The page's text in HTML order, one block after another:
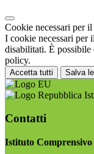
Cookie necessari per
I cookie necessari per
disabilitati. È possibile
policy.
Accetta tutti Salva
Contatti
Istituto